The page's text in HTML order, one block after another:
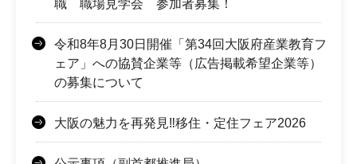
職 職場見学会 参加者募集！
令和8年8月30日開催「第34回大阪府産業教育フ
ェア」への協賛企業等（広告掲載希望企業等）
の募集について
大阪の魅力を再発見‼移住・定住フェア2026